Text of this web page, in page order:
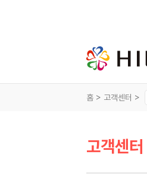
홈 > 고객센터 >
고객센터